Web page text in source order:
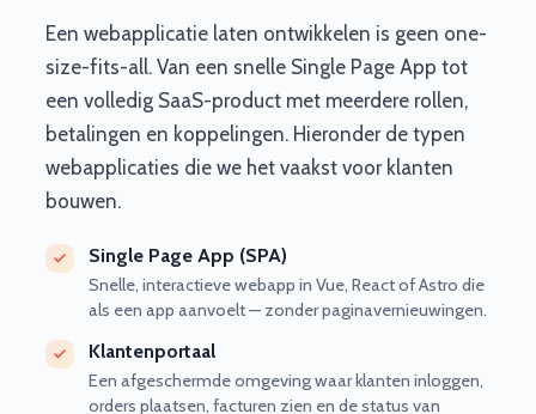
Een webapplicatie laten ontwikkelen is geen one-
size-fits-all. Van een snelle Single Page App tot
een volledig SaaS-product met meerdere rollen,
betalingen en koppelingen. Hieronder de typen
webapplicaties die we het vaakst voor klanten
bouwen.
Single Page App (SPA)
Snelle, interactieve webapp in Vue, React of Astro die
als een app aanvoelt — zonder paginavernieuwingen.
Klantenportaal
Een afgeschermde omgeving waar klanten inloggen,
orders plaatsen, facturen zien en de status van